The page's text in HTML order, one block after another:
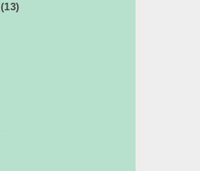
(13)